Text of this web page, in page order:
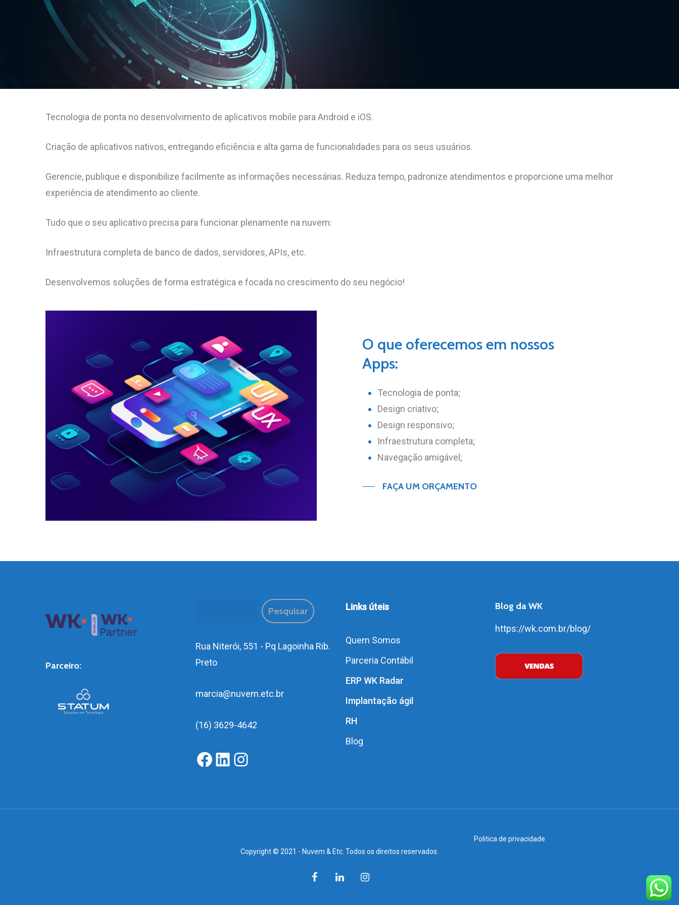
Tecnologia de ponta no desenvolvimento de aplicativos mobile para Android e iOS.
Criação de aplicativos nativos, entregando eficiência e alta gama de funcionalidades para os seus usuários.
Gerencie, publique e disponibilize facilmente as informações necessárias. Reduza tempo, padronize atendimentos e proporcione uma melhor
experiência de atendimento ao cliente.
Tudo que o seu aplicativo precisa para funcionar plenamente na nuvem:
Infraestrutura completa de banco de dados, servidores, APIs, etc.
Desenvolvemos soluções de forma estratégica e focada no crescimento do seu negócio!
O que oferecemosem nossos
Apps:
Tecnologia de ponta;
Design criativo;
Design responsivo;
Infraestrutura completa;
Navegação amigável;
FAÇA UM ORÇAMENTO
Parceiro:
Pesquisar
Rua Niterói, 551 - Pq Lagoinha Rib.
Preto
marcia@nuvem.etc.br
(16) 3629-4642
facebook
LinkedIn
Links úteis
Quem Somos
Parceria Contábil
ERP WK Radar
Implantação ágil
RH
Blog
Blog da WK
https://wk.com.br/blog/
Politica de privacidade
Copyright © 2021 - Nuvem & Etc. Todos os direitos reservados.
facebooklinkedin instagram